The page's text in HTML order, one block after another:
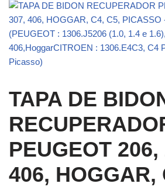
TAPA DE
PEUGEOT 206,
406, HOGGAR,